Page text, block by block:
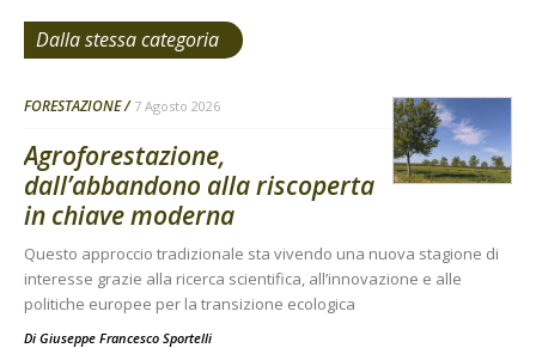
Dalla stessa categoria
FORESTAZIONE 7 Agosto 2026
Agroforestazione,
dall’abbandono alla riscoperta
in chiave moderna
Questo approccio tradizionale sta vivendo una nuova stagione di
interesse grazie alla ricerca scientifica, all’innovazione e alle
politiche europee per la transizione ecologica
Di Giuseppe Francesco Sportelli